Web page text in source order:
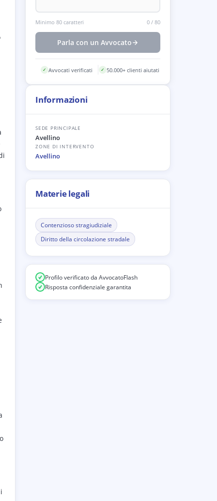
Minimo 80 caratteri 0 / 80
Parla con un Avvocato
✓ Avvocati verificati ✓ 50.000+ clienti aiutati
Informazioni
SEDE PRINCIPALE
Avellino
ZONE DI INTERVENTO
Avellino
Materie legali
Contenzioso stragiudiziale
Diritto della circolazione stradale
Profilo verificato da AvvocatoFlash
Risposta confidenziale garantita